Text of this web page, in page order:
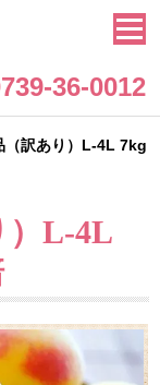
36-0012
（訳あり）L-4L 7kg
）L-4L